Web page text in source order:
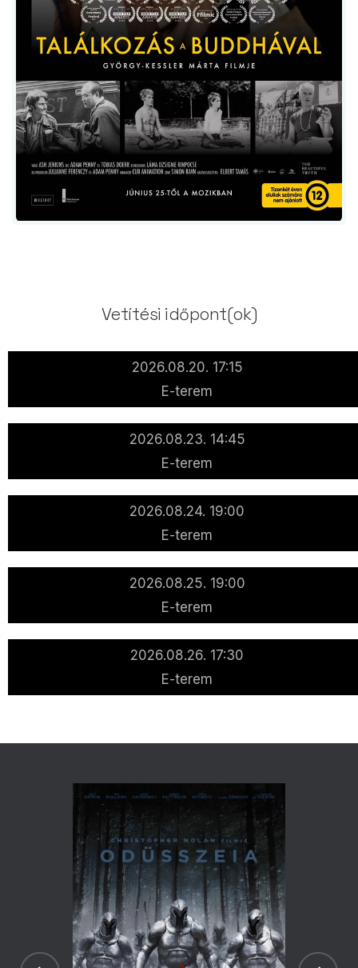
Vetítési időpont(ok)
2026.08.20. 17:15
E-terem
2026.08.23. 14:45
E-terem
2026.08.24. 19:00
E-terem
2026.08.25. 19:00
E-terem
2026.08.26. 17:30
E-terem